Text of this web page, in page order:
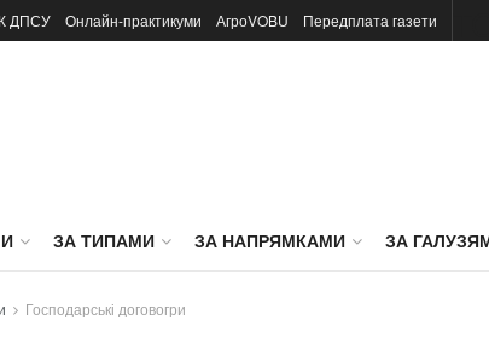
ДПСУ Онлайн-практикуми АгроVOBU Передплата газети
ЗА ТИПАМИ ЗА НАПРЯМКАМИ ЗА
Господарські договогри